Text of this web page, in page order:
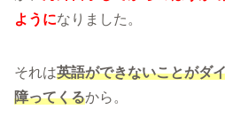
ようになりました。
それは英語ができないことがダ
障ってくるから。